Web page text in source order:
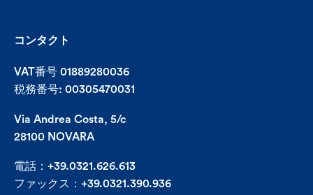
コンタクト
VAT番号 01889280036
税務番号: 00305470031
Via Andrea Costa, 5/c
28100 NOVARA
電話：+39.0321.626.613
ファックス：+39.0321.390.936